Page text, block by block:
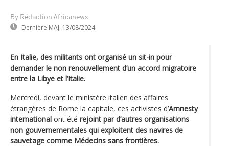
By Rédaction Africanews
Dernière MAJ: 13/08/2024
En Italie, des militants ont organisé un sit-in pour
demander le non renouvellement d’un accord migratoire
entre la Libye et l’Italie.
Mercredi, devant le ministère italien des affaires
étrangères de Rome la capitale, ces activistes d’Amnesty
international ont été rejoint par d’autres organisations
non gouvernementales qui exploitent des navires de
sauvetage comme Médecins sans frontières.